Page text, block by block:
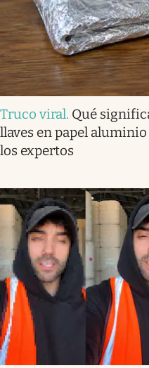
Truco viral. Qué
llaves en papel
los expertos